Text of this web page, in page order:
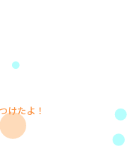
けたよ！